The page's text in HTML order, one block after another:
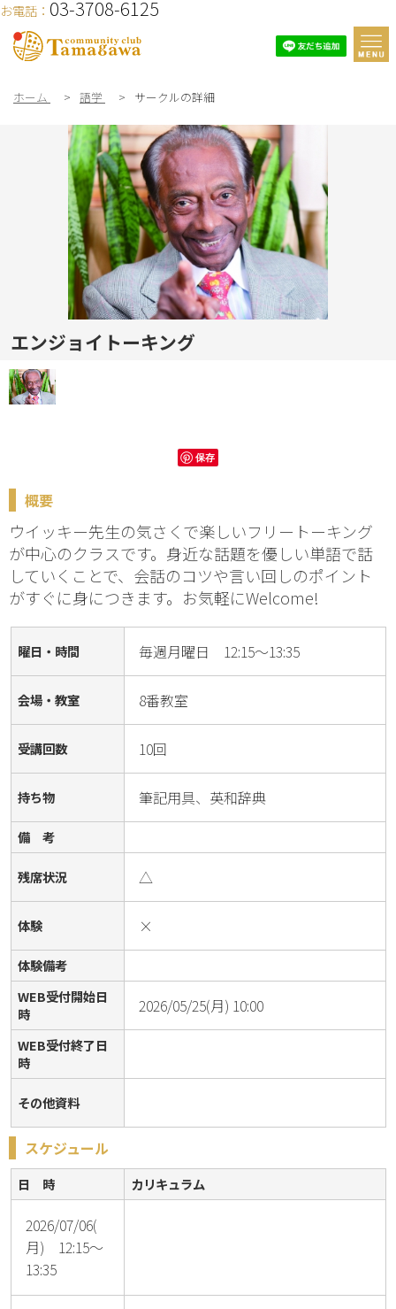
お電話： 03-3708-6125
ホーム > 語学 > サークルの詳細
エンジョイトーキング
保存
概要
ウイッキー先生の気さくで楽しいフリートーキング
が中心のクラスです。身近な話題を優しい単語で話
していくことで、会話のコツや言い回しのポイント
がすぐに身につきます。お気軽にWelcome!
曜日・時間 毎週月曜日 12:15～13:35
会場・教室 8番教室
受講回数 10回
持ち物 筆記用具、英和辞典
備 考
残席状況 △
体験 ×
体験備考
WEB受付開始日
時
2026/05/25(月) 10:00
WEB受付終了日
時
その他資料
スケジュール
日 時 カリキュラム
2026/07/06(
月) 12:15～
13:35